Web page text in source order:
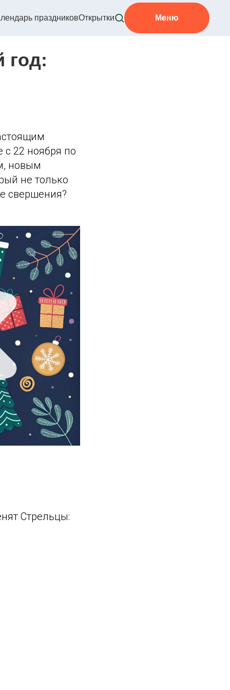
праздниковОткрытки Меню
год:
22 ноября по
новым
не только
свершения?
Стрельцы: